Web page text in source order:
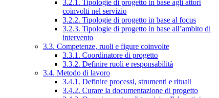
3.2.1. Tipologie di progetto in base agli attori
coinvolti nel servizio
3.2.2. Tipologie di progetto in base al focus
3.2.3. Tipologie di progetto in base all’ambito di
intervento
3.3. Competenze, ruoli e figure coinvolte
3.3.1. Coordinatore di progetto
3.3.2. Definire ruoli e responsabilità
3.4. Metodo di lavoro
3.4.1. Definire processi, strumenti e rituali
3.4.2. Curare la documentazione di progetto